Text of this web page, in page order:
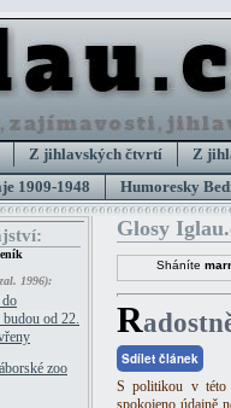
Z jihlavských čtvrtí Z
1909-1948
Humoresky
1996):
od 22.
zoo
Glosy
Sháníte
R
Sdílet článek
S politikou v této
spokojeno údajně